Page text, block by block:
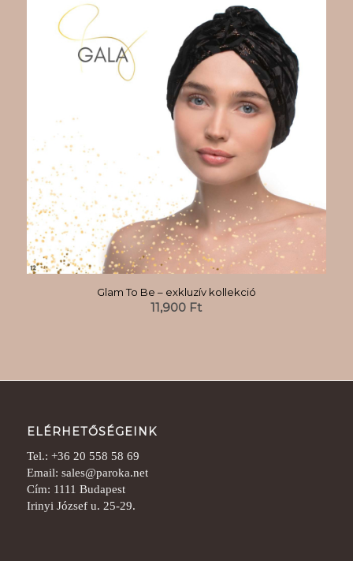
Glam To Be – exkluzív kollekció
11,900 Ft
ELÉRHETŐSÉGEINK
Tel.: +36 20 558 58 69
Email: sales@paroka.net
Cím: 1111 Budapest
Irinyi József u. 25-29.